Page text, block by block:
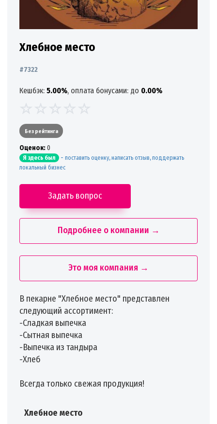
Хлебное место
#7322
Кешбэк: 5.00%, оплата бонусами: до 0.00%
Без рейтинга
Oценок:0
Я здесь был - поставить оценку, написать отзыв, поддержать
локальный бизнес
Задать вопрос
Подробнее о компании →
Это моя компания →
В пекарне "Хлебное место" представлен
следующий ассортимент:
-Сладкая выпечка
-Сытная выпечка
-Выпечка из тандыра
-Хлеб
Всегда только свежая продукция!
Хлебное место